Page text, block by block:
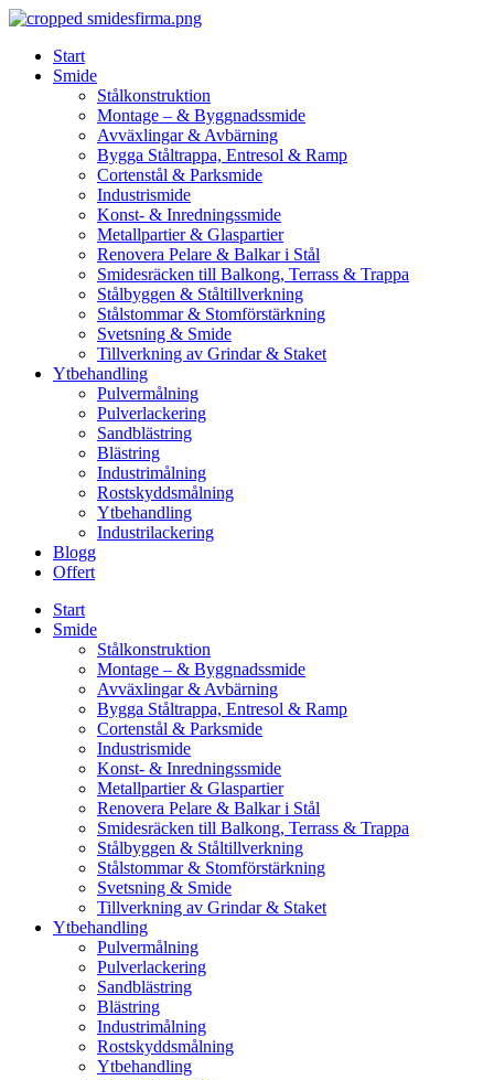
Skip
contentStart
Smide
Stålkonstruktion
Montage – & Byggnadssmide
Avväxlingar & Avbärning
Bygga Ståltrappa, Entresol & Ramp
Cortenstål & Parksmide
Industrismide
Konst- & Inredningssmide
Metallpartier & Glaspartier
Renovera Pelare & Balkar i Stål
Smidesräcken till Balkong, Terrass & Trappa
Stålbyggen & Ståltillverkning
Stålstommar & Stomförstärkning
Svetsning & Smide
Tillverkning av Grindar & Staket
Ytbehandling
Pulvermålning
Pulverlackering
Sandblästring
Blästring
Industrimålning
Rostskyddsmålning
Ytbehandling
Industrilackering
Blogg
Offert
Start
Smide
Stålkonstruktion
Montage – & Byggnadssmide
Avväxlingar & Avbärning
Bygga Ståltrappa, Entresol & Ramp
Cortenstål & Parksmide
Industrismide
Konst- & Inredningssmide
Metallpartier & Glaspartier
Renovera Pelare & Balkar i Stål
Smidesräcken till Balkong, Terrass & Trappa
Stålbyggen & Ståltillverkning
Stålstommar & Stomförstärkning
Svetsning & Smide
Tillverkning av Grindar & Staket
Ytbehandling
Pulvermålning
Pulverlackering
Sandblästring
Blästring
Industrimålning
Rostskyddsmålning
Ytbehandling